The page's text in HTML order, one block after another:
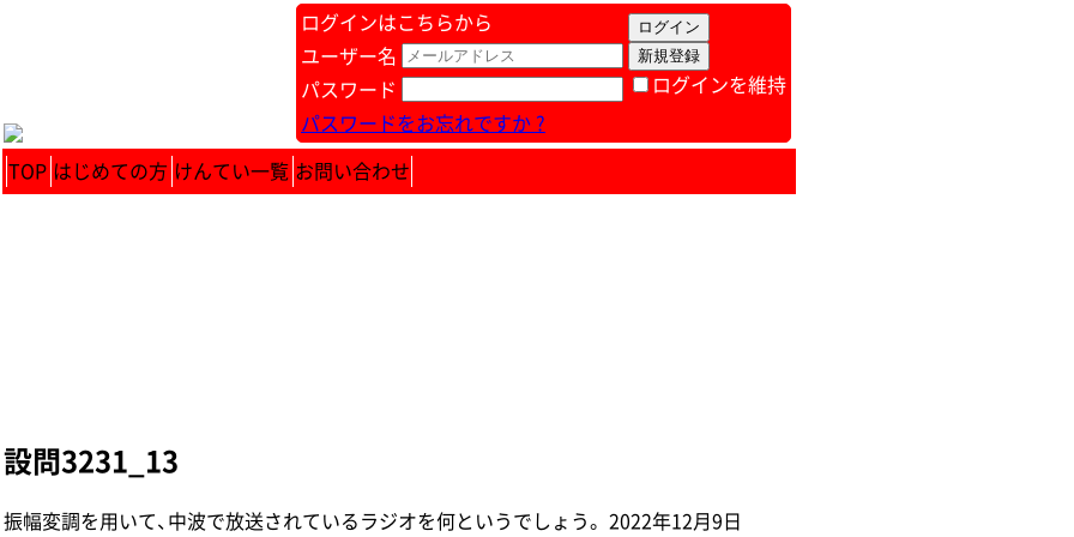
ログインはこちらから
ログインを維持
ユーザー名
パスワード
パスワードをお忘れですか ?
TOP はじめての方 けんてい一覧 お問い合わせ
設問3231_13
振幅変調を用いて、中波で放送されているラジオを何というでしょう。 2022年12月9日